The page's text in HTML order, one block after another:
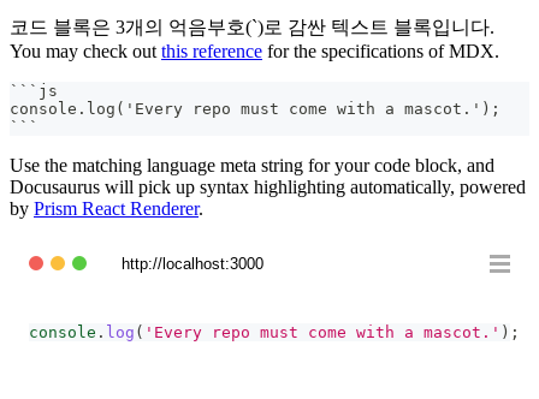
코드 블록은 3개의 억음부호(`)로 감싼 텍스트 블록입니다.
You may check out this reference for the specifications of MDX.
``` js
console.log('Every repo must come with a mascot.');
```
Use the matching language meta string for your code block, and
Docusaurus will pick up syntax highlighting automatically, powered
by Prism React Renderer.
http://localhost:3000
console . log ( 'Every repo must come with a mascot.' ) ;